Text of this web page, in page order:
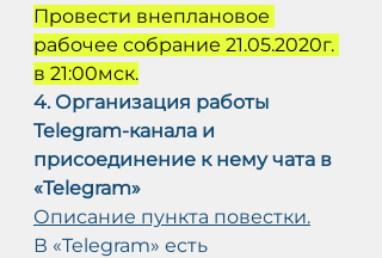
Провести внеплановое
рабочее собрание 21.05.2020г.
в 21:00мск.
4. Организация работы
Telegram-канала и
присоединение к нему чата в
«Telegram»
Описание пункта повестки.
В «Telegram» есть